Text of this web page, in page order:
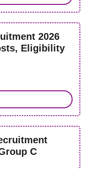
2026
Eligibility
C